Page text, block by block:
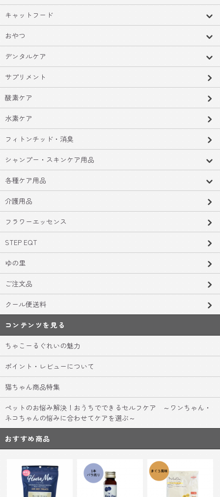
キャットフード
おやつ
デンタルケア
サプリメント
酸素ケア
水素ケア
フィトンチッド・消臭
シャンプー・スキンケア用品
各種ケア用品
介護用品
フラワーエッセンス
STEP EQT
ゆの里
ご注文品
クール便送料
コンテンツを見る
ちゃこーるぐれいの魅力
ポイント・レビューについて
猫ちゃん商品特集
ペットのお悩み解決！おうちでできるセルフケア ～ワンちゃん・
ネコちゃんの悩みに合わせてケアを選ぶ～
おすすめ商品